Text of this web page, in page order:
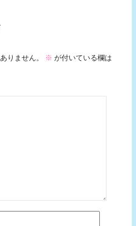
りません。 ※ が付いている欄は